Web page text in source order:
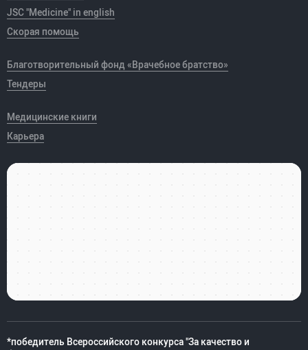
JSC "Medicine" in english
Скорая помощь
Благотворительный фонд «Врачебное братство»
Тендеры
Медицинские книги
Карьера
*победитель Всероссийского конкурса "За качество и